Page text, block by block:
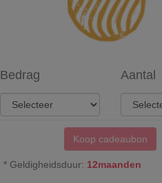
Bedrag Aantal
Koop cadeaubon
* Geldigheidsduur: 12maanden